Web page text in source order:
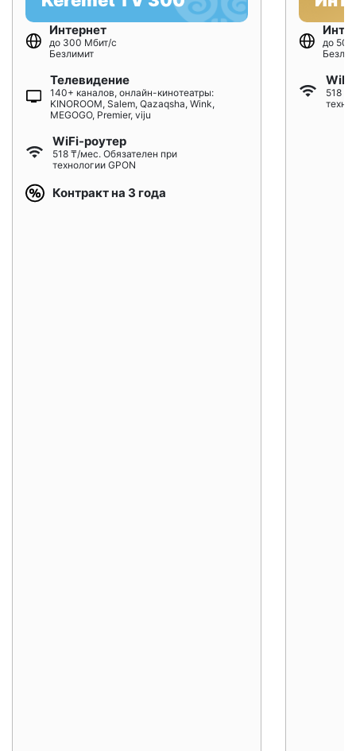
Интернет
до 300 Мбит/с
Безлимит
Телевидение
140+ каналов, онлайн-кинотеатры:
KINOROOM, Salem, Qazaqsha, Wink,
MEGOGO, Premier, viju
WiFi-роутер
518 ₸/мес. Обязателен при
технологии GPON
Контракт на 3 года
до
518